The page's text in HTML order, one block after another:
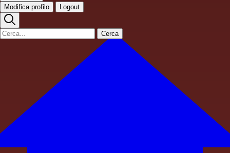
Modifica profilo Logout
Cerca